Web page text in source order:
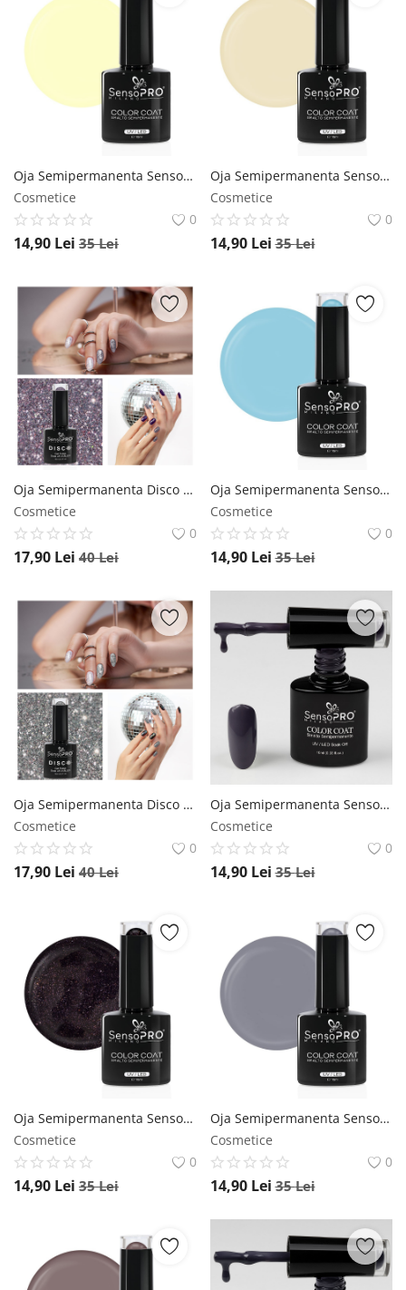
Oja Semipermanenta SensoPRO Milano 10ml - 142 Pastel Yellow SensoPRO Milano
Cosmetice
0
14,90 Lei 35Lei
Oja Semipermanenta SensoPRO Milano 10ml - 015 Crepe Nude SensoPRO Milano
Cosmetice
0
14,90 Lei 35Lei
Oja Semipermanenta Disco SensoPRO Milano 10ml - Everybody Dance #01 SensoPRO Milano
Cosmetice
0
17,90 Lei 40Lei
Oja Semipermanenta SensoPRO Milano 10ml - 147 Pastel Blue SensoPRO Milano
Cosmetice
0
14,90 Lei 35Lei
Oja Semipermanenta Disco SensoPRO Milano 10ml - Lost in Music #03 SensoPRO Milano
Cosmetice
0
17,90 Lei 40Lei
Oja Semipermanenta SensoPRO Milano 10ml - 120 Plummy SensoPRO Milano
Cosmetice
0
14,90 Lei 35Lei
Oja Semipermanenta SensoPRO Milano 10ml - 074 Pearly Purple SensoPRO Milano
Cosmetice
0
14,90 Lei 35Lei
Oja Semipermanenta SensoPRO Milano 10ml - 118 Flint SensoPRO Milano
Cosmetice
0
14,90 Lei 35Lei